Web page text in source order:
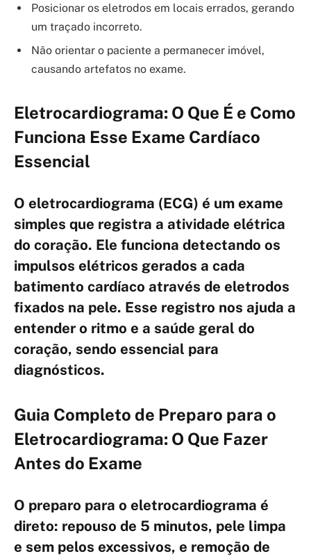
Posicionar os eletrodos em locais errados, gerando
um traçado incorreto.
Não orientar o paciente a permanecer imóvel,
causando artefatos no exame.
Eletrocardiograma: O Que É e Como
Funciona Esse Exame Cardíaco
Essencial
O eletrocardiograma (ECG) é um exame
simples que registra a atividade elétrica
do coração. Ele funciona detectando os
impulsos elétricos gerados a cada
batimento cardíaco através de eletrodos
fixados na pele. Esse registro nos ajuda a
entender o ritmo e a saúde geral do
coração, sendo essencial para
diagnósticos.
Guia Completo de Preparo para o
Eletrocardiograma: O Que Fazer
Antes do Exame
O preparo para o eletrocardiograma é
direto: repouso de 5 minutos, pele limpa
e sem pelos excessivos, e remoção de